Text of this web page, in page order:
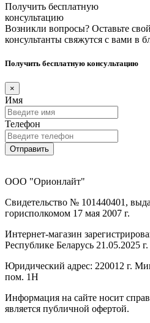
Получить бесплатную
консультацию
Возникли вопросы? Оставьте
консультанты свяжутся с вами в
Получить бесплатную консультацию
×
Имя
Телефон
Отправить
ООО "Орионлайт"
Свидетельство № 101440401,
горисполкомом 17 мая 2007 г.
Интернет-магазин
Республике Беларусь 21.05.2025
Юридический адрес: 220012 г.
пом. 1Н
Информация на сайте носит
является публичной офертой.